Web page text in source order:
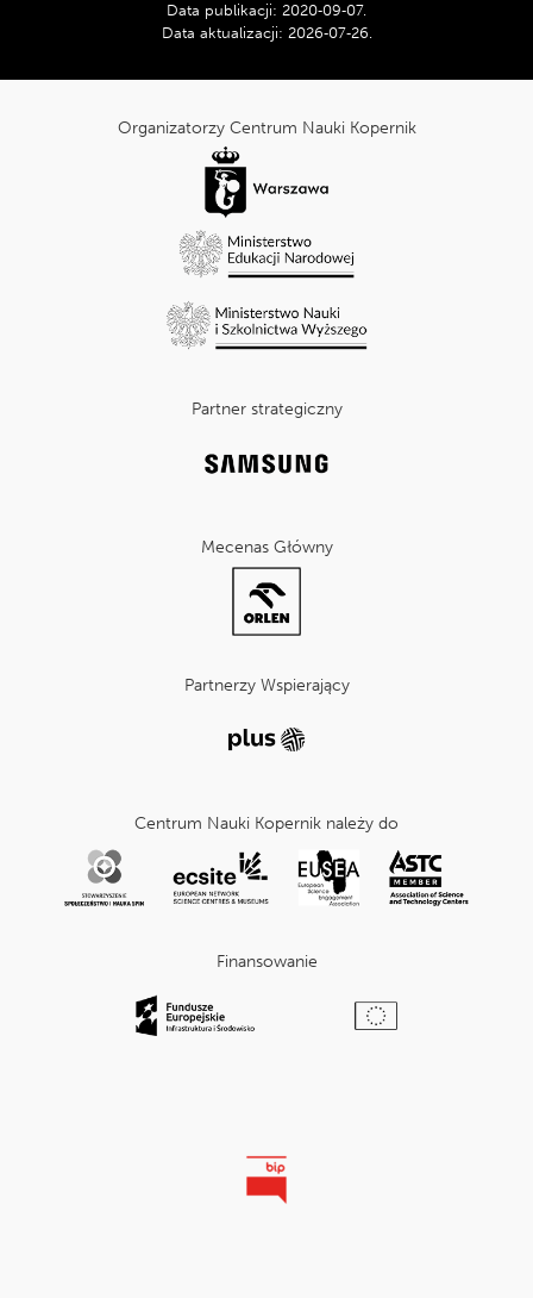
Tripadvisor:
Data publikacji: 2020‑09‑07.
Data aktualizacji: 2026‑07‑26.
Organizatorzy Centrum Nauki Kopernik
Partner strategiczny
Mecenas Główny
Partnerzy Wspierający
Centrum Nauki Kopernik należy do
Finansowanie